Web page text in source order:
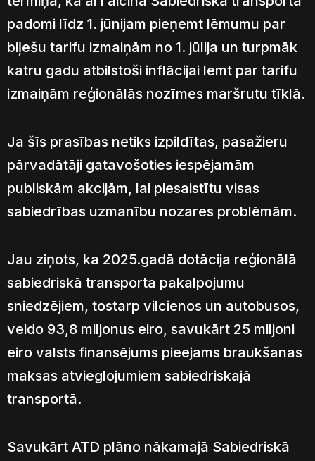
padomi līdz 1. jūnijam pieņemt lēmumu par
biļešu tarifu izmaiņām no 1. jūlija un turpmāk
katru gadu atbilstoši inflācijai lemt par tarifu
izmaiņām reģionālās nozīmes maršrutu tīklā.
Ja šīs prasības netiks izpildītas, pasažieru
pārvadātāji gatavošoties iespējamām
publiskām akcijām, lai piesaistītu visas
sabiedrības uzmanību nozares problēmām.
Jau ziņots, ka 2025.gadā dotācija reģionālā
sabiedriskā transporta pakalpojumu
sniedzējiem, tostarp vilcienos un autobusos,
veido 93,8 miljonus eiro, savukārt 25 miljoni
eiro valsts finansējums pieejams braukšanas
maksas atvieglojumiem sabiedriskajā
transportā.
Savukārt ATD plāno nākamajā Sabiedriskā